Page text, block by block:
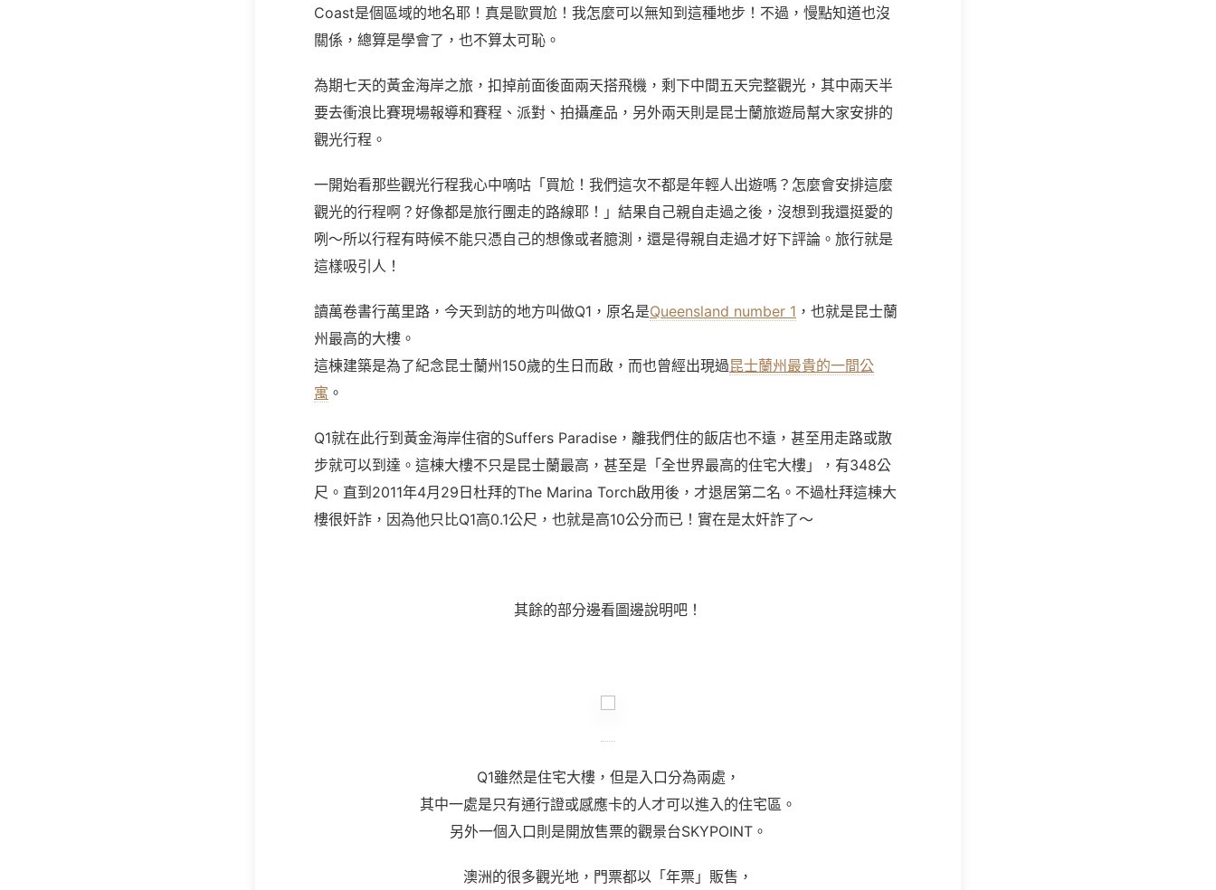
Coast是個區域的地名耶！真是歐買尬！我怎麼可以無知到這種地步！不過，慢點知道也沒
關係，總算是學會了，也不算太可恥。
為期七天的黃金海岸之旅，扣掉前面後面兩天搭飛機，剩下中間五天完整觀光，其中兩天半
要去衝浪比賽現場報導和賽程、派對、拍攝產品，另外兩天則是昆士蘭旅遊局幫大家安排的
觀光行程。
一開始看那些觀光行程我心中嘀咕「買尬！我們這次不都是年輕人出遊嗎？怎麼會安排這麼
觀光的行程啊？好像都是旅行團走的路線耶！」結果自己親自走過之後，沒想到我還挺愛的
咧～所以行程有時候不能只憑自己的想像或者臆測，還是得親自走過才好下評論。旅行就是
這樣吸引人！
讀萬卷書行萬里路，今天到訪的地方叫做Q1，原名是Queensland number 1 ，也就是昆士蘭
州最高的大樓。
這棟建築是為了紀念昆士蘭州150歲的生日而啟，而也曾經出現過昆士蘭州最貴的一間公
寓 。
Q1就在此行到黃金海岸住宿的Suffers Paradise ，離我們住的飯店也不遠，甚至用走路或散
步就可以到達。這棟大樓不只是昆士蘭最高，甚至是「全世界最高的住宅大樓」，有348公
尺。直到2011年4月29日杜拜的The Marina Torch啟用後，才退居第二名。不過杜拜這棟大
樓很奸詐，因為他只比Q1高0.1公尺，也就是高10公分而已！實在是太奸詐了～
其餘的部分邊看圖邊說明吧！
Q1雖然是住宅大樓，但是入口分為兩處，
其中一處是只有通行證或感應卡的人才可以進入的住宅區。
另外一個入口則是開放售票的觀景台SKYPOINT。
澳洲的很多觀光地，門票都以「年票」販售，